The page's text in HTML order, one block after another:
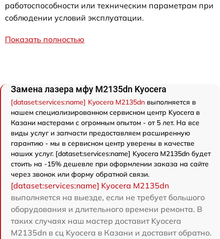
работоспособности или техническим параметрам при
соблюдении условий эксплуатации.
Показать полностью
Замена лазера мфу M2135dn Kyocera
[dataset:services:name] Kyocera M2135dn выполняется в
нашем специализированном сервисном центр Kyocera в
Казани мастерами с огромным опытом - от 5 лет. На все
виды услуг и запчасти предоставляем расширенную
гарантию - мы в сервисном центр уверены в качестве
наших услуг. [dataset:services:name] Kyocera M2135dn будет
стоить на -15% дешевле при оформлении заказа на сайте
через звонок или форму обратной связи.
[dataset:services:name] Kyocera M2135dn
выполняется на выезде, если не требует большого
оборудования и длительного времени ремонта. В
таких случаях наш мастер доставит Kyocera
M2135dn в сц Kyocera в Казани и доставит обратно.